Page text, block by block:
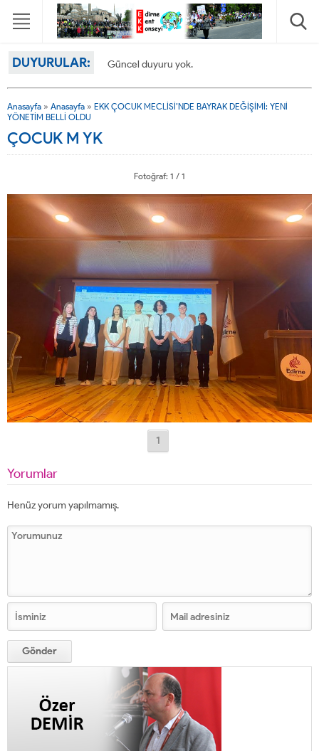
DUYURULAR: Güncel duyuru yok.
Anasayfa » Anasayfa » EKK ÇOCUK MECLİSİ’NDE BAYRAK DEĞİŞİMİ: YENİ
YÖNETİM BELLİ OLDU
ÇOCUK M YK
Fotoğraf: 1 / 1
1
Yorumlar
Henüz yorum yapılmamış.